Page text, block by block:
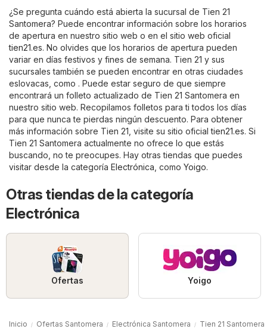
¿Se pregunta cuándo está abierta la sucursal de Tien 21
Santomera? Puede encontrar información sobre los horarios
de apertura en nuestro sitio web o en el sitio web oficial
tien21.es. No olvides que los horarios de apertura pueden
variar en días festivos y fines de semana. Tien 21 y sus
sucursales también se pueden encontrar en otras ciudades
eslovacas, como . Puede estar seguro de que siempre
encontrará un folleto actualizado de Tien 21 Santomera en
nuestro sitio web. Recopilamos folletos para ti todos los días
para que nunca te pierdas ningún descuento. Para obtener
más información sobre Tien 21, visite su sitio oficialtien21.es. Si
Tien 21 Santomera actualmente no ofrece lo que estás
buscando, no te preocupes. Hay otras tiendas que puedes
visitar desde la categoría Electrónica , como Yoigo.
Otras tiendas de la categoría
Electrónica
Ofertas Yoigo
Inicio Ofertas Santomera Electrónica Santomera Tien 21 Santomera